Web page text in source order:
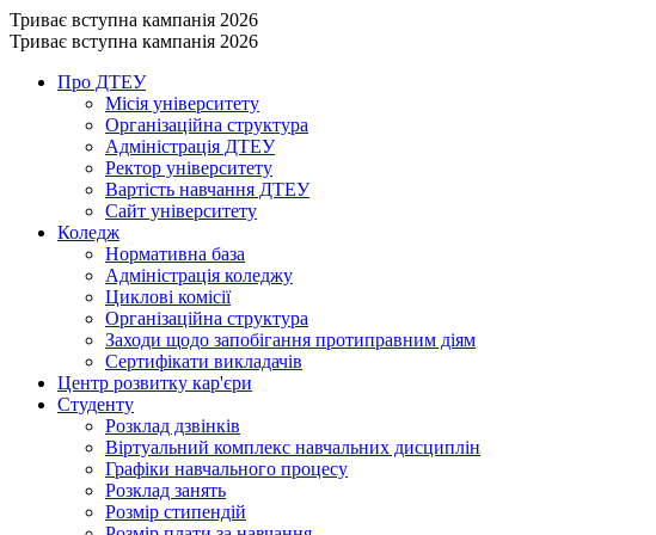
Триває вступна кампанія 2026
Триває вступна кампанія 2026
Про ДТЕУ
Місія університету
Організаційна структура
Адміністрація ДТЕУ
Ректор університету
Вартість навчання ДТЕУ
Сайт університету
Коледж
Нормативна база
Адміністрація коледжу
Циклові комісії
Організаційна структура
Заходи щодо запобігання протиправним діям
Сертифікати викладачів
Центр розвитку кар'єри
Студенту
Розклад дзвінків
Віртуальний комплекс навчальних дисциплін
Графіки навчального процесу
Розклад занять
Розмір стипендій